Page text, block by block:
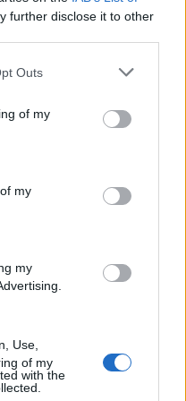
further disclose it to other
Outs
of my
with the